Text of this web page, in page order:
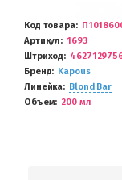
Код товара
Артикул
1693
Штриход
Бренд
Kapous
Линейка
Blond Bar
Объем
200 мл